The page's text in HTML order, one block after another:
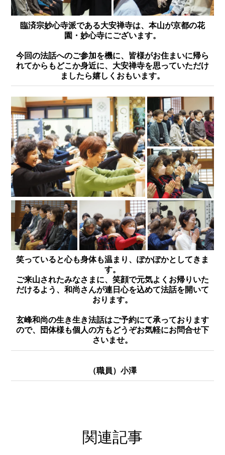
臨済宗妙心寺派である大安禅寺は、本山が京都の花
園・妙心寺にございます。
今回の法話へのご参加を機に、皆様がお住まいに帰ら
れてからもどこか身近に、大安禅寺を思っていただけ
ましたら嬉しくおもいます。
笑っていると心も身体も温まり、ぽかぽかとしてきま
す。
ご来山されたみなさまに、笑顔で元気よくお帰りいた
だけるよう、和尚さんが連日心を込めて法話を開いて
おります。
玄峰和尚の生き生き法話はご予約にて承っております
ので、団体様も個人の方もどうぞお気軽にお問合せ下
さいませ。
（職員）小澤
関連記事